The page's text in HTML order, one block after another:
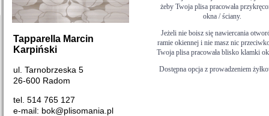
żeby Twoja plisa pracowała
okna / ściany.
Jeżeli nie boisz się nawiercania
ramie okiennej i nie masz nic
Twoja plisa pracowała blisko klamki
Dostępna opcja z prowadzeniem
Tapparella Marcin
Karpiński
ul. Tarnobrzeska 5
26-600 Radom
tel. 514 765 127
e-mail: bok@plisomania.pl